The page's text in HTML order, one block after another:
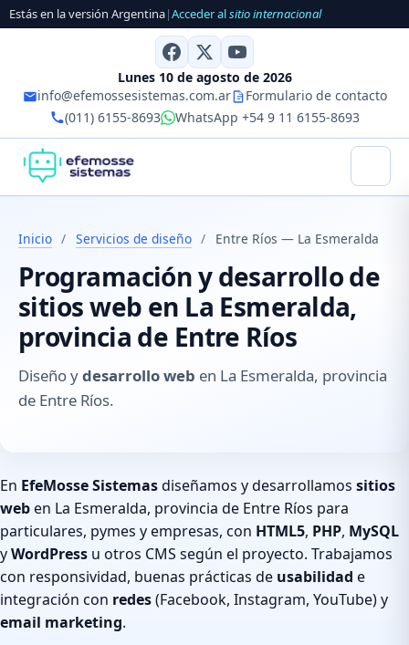
Estás en la versión Argentina|Acceder alsitio internacional
Lunes 10 de agosto de 2026
info@efemossesistemas.com.ar
Formulario de contacto
(011) 6155-8693
WhatsApp +54 9 11 6155-8693
Inicio / Servicios de diseño / Entre Ríos — La Esmeralda
Programación y desarrollo de
sitios web en La Esmeralda,
provincia de Entre Ríos
Diseño ydesarrollo web en La Esmeralda, provincia
de Entre Ríos.
En EfeMosse Sistemasdiseñamos y desarrollamos sitios
weben La Esmeralda, provincia de Entre Ríos para
particulares, pymes y empresas, con HTML5, PHP, MySQL
yWordPress u otros CMS según el proyecto. Trabajamos
con responsividad, buenas prácticas de usabilidad e
integración con redes(Facebook, Instagram, YouTube) y
email marketing.